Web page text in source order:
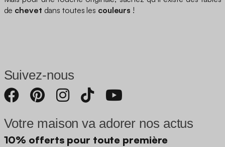
de chevet dans toutes les couleurs !
Suivez-nous
Votre maison va adorer nos actus
10% offerts pour toute première